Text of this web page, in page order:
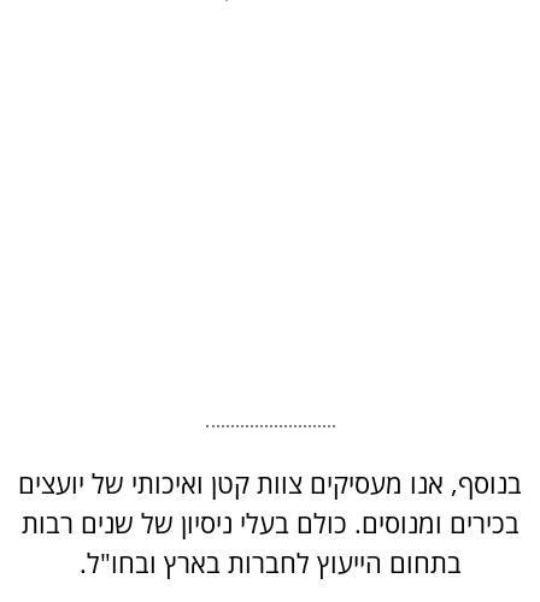
בנוסף, אנו מעסיקים צוות קטן ואיכותי של יועצים
בכירים ומנוסים. כולם בעלי ניסיון של שנים רבות
בתחום הייעוץ לחברות בארץ ובחו"ל.